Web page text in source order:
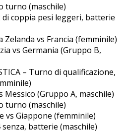
turno (maschile)
di coppia pesi leggeri, batterie
Zelanda vs Francia (femminile)
vs Germania (Gruppo B,
– Turno di qualificazione,
Messico (Gruppo A, maschile)
turno (maschile)
vs Giappone (femminile)
senza, batterie (maschile)